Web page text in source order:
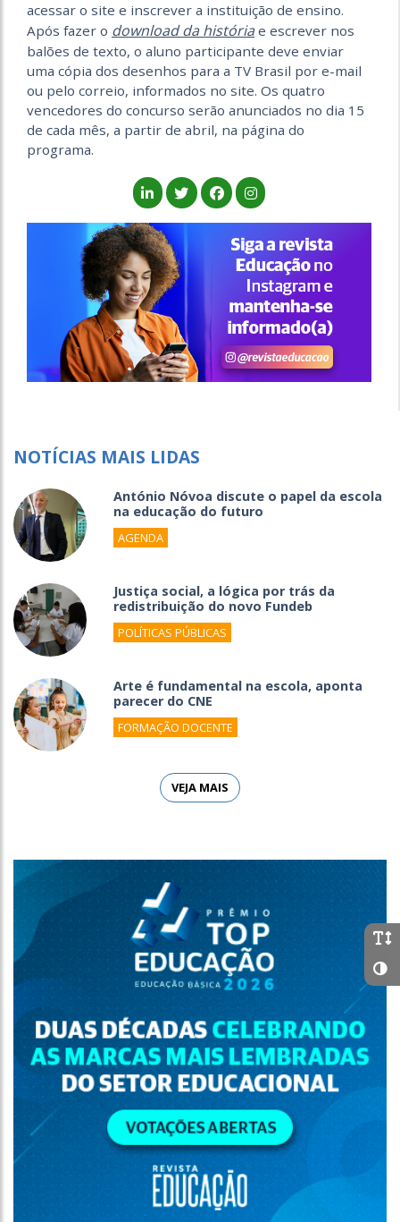
acessar o site e inscrever a instituição de ensino.
Após fazer o download da história e escrever nos
balões de texto, o aluno participante deve enviar
uma cópia dos desenhos para a TV Brasil por e-mail
ou pelo correio, informados no site. Os quatro
vencedores do concurso serão anunciados no dia 15
de cada mês, a partir de abril, na página do
programa.
NOTÍCIAS MAIS LIDAS
António Nóvoa discute o papel da escola
na educação do futuro
AGENDA
Justiça social, a lógica por trás da
redistribuição do novo Fundeb
POLÍTICAS PÚBLICAS
Arte é fundamental na escola, aponta
parecer do CNE
FORMAÇÃO DOCENTE
VEJA MAIS